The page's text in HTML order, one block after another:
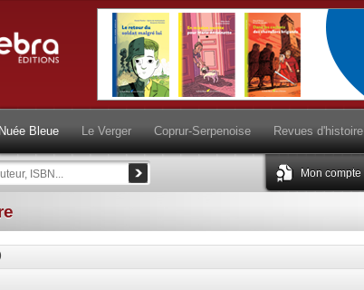
Bleue Le Verger Coprur-Serpenoise Revues d'histoire
Mon compte